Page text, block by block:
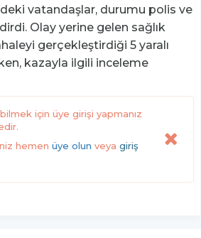
vatandaşlar, durumu polis ve
Olay yerine gelen sağlık
gerçekleştirdiği 5 yaralı
kazayla ilgili inceleme
için üye girişi yapmanız
hemen üye olun veya giriş